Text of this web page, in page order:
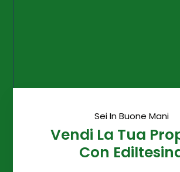
Sei In Buone Mani
Vendi La Tua
Con